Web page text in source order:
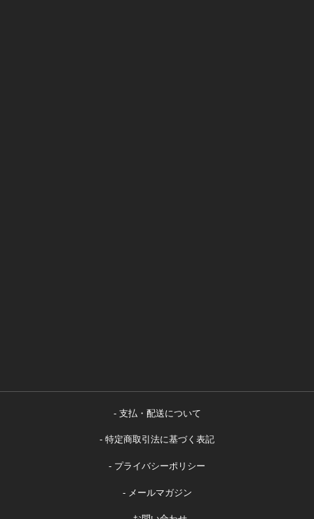
支払・配送について
特定商取引法に基づく表記
プライバシーポリシー
メールマガジン